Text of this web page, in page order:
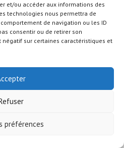
et/ou accéder aux informations des
technologies nous permettra de
de navigation ou les ID
consentir ou de retirer son
sur certaines caractéristiques et
préférences
THEME BY NICK